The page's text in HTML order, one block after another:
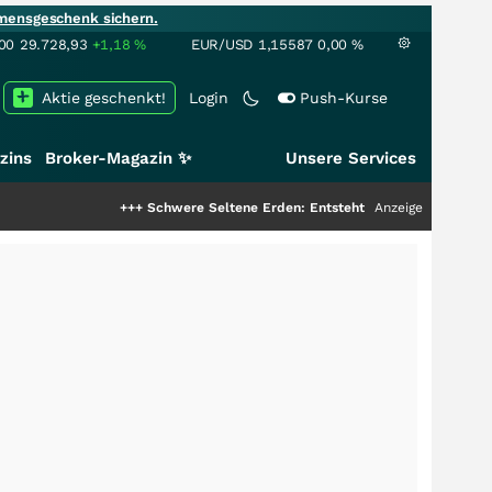
sichern.
29.728,93 +1,18% EUR/USD 1,15587 0,00 %
Login Push-Kurse
Aktie geschenkt!
Broker-Magazin ✨ Unsere Services
Schwere Seltene Erden: Entsteht hier die nächste
Anzeige